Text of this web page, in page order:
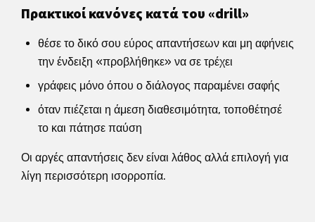
Πρακτικοί κανόνες κατά του «drill»
θέσε το δικό σου εύρος απαντήσεων και μη αφήνεις
την ένδειξη «προβλήθηκε» να σε τρέχει
γράφεις μόνο όπου ο διάλογος παραμένει σαφής
όταν πιέζεται η άμεση διαθεσιμότητα, τοποθέτησέ
το και πάτησε παύση
Οι αργές απαντήσεις δεν είναι λάθος αλλά επιλογή για
λίγη περισσότερη ισορροπία.